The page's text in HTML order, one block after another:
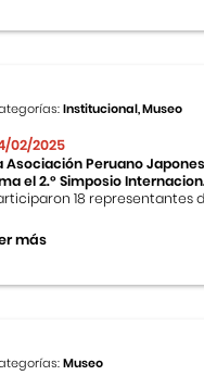
Institucional, Museo
02/2025
Asociación Peruano
el 2.º Simposio
18 representantes
más
Museo